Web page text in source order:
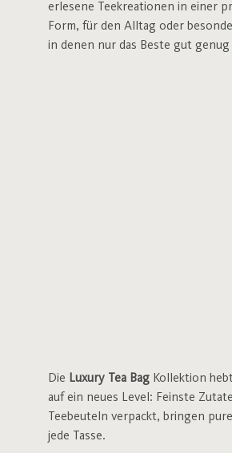
erlesene Teekreationen in einer
Form, für den Alltag oder
in denen nur das Beste gut genug
Die Luxury Tea Bag Kollektion
auf ein neues Level: Feinste
Teebeuteln verpackt, bringen
jede Tasse.